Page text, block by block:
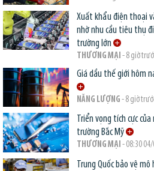
Xuất khẩu điện thoại
nhờ nhu cầu tiêu thụ
trường lớn
THƯƠNG MẠI - 8 giờ
Giá dầu thế giới hôm
NĂNG LƯỢNG - 8 giờ
Triển vọng tích cực
trường Bắc Mỹ
THƯƠNG MẠI - 08:30
Trung Quốc bảo vệ